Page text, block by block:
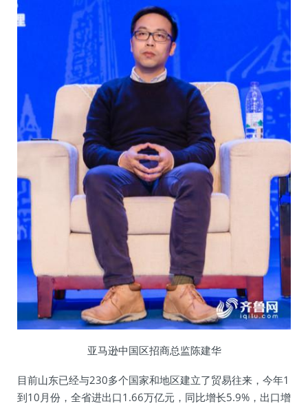
亚马逊中国区招商总监陈建华
目前山东已经与230多个国家和地区建立了贸易往来，今年1
到10月份，全省进出口1.66万亿元，同比增长5.9%，出口增